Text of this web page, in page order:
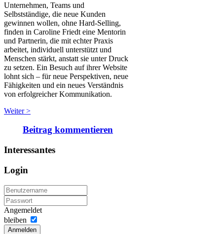
Unternehmen, Teams und
Selbstständige, die neue Kunden
gewinnen wollen, ohne Hard-Selling,
finden in Caroline Friedt eine Mentorin
und Partnerin, die mit echter Praxis
arbeitet, individuell unterstützt und
Menschen stärkt, anstatt sie unter Druck
zu setzen. Ein Besuch auf ihrer Website
lohnt sich – für neue Perspektiven, neue
Fähigkeiten und ein neues Verständnis
von erfolgreicher Kommunikation.
Weiter >
Beitrag kommentieren
Interessantes
Login
Angemeldet
bleiben
Anmelden